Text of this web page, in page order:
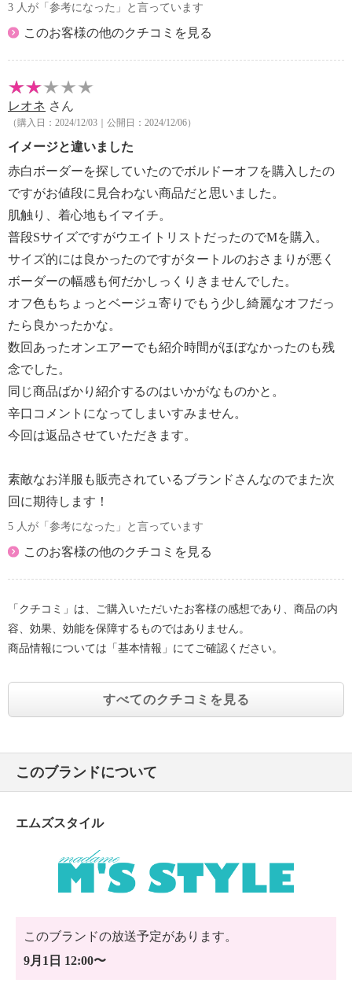
3 人が「参考になった」と言っています
このお客様の他のクチコミを見る
レオネ さん
（購入日：2024/12/03｜公開日：2024/12/06）
イメージと違いました
赤白ボーダーを探していたのでボルドーオフを購入したの
ですがお値段に見合わない商品だと思いました。
肌触り、着心地もイマイチ。
普段SサイズですがウエイトリストだったのでMを購入。
サイズ的には良かったのですがタートルのおさまりが悪く
ボーダーの幅感も何だかしっくりきませんでした。
オフ色もちょっとベージュ寄りでもう少し綺麗なオフだっ
たら良かったかな。
数回あったオンエアーでも紹介時間がほぼなかったのも残
念でした。
同じ商品ばかり紹介するのはいかがなものかと。
辛口コメントになってしまいすみません。
今回は返品させていただきます。
素敵なお洋服も販売されているブランドさんなのでまた次
回に期待します！
5 人が「参考になった」と言っています
このお客様の他のクチコミを見る
「クチコミ」は、ご購入いただいたお客様の感想であり、商品の内
容、効果、効能を保障するものではありません。
商品情報については「基本情報」にてご確認ください。
すべてのクチコミを見る
このブランドについて
エムズスタイル
このブランドの放送予定があります。
9月1日 12:00〜